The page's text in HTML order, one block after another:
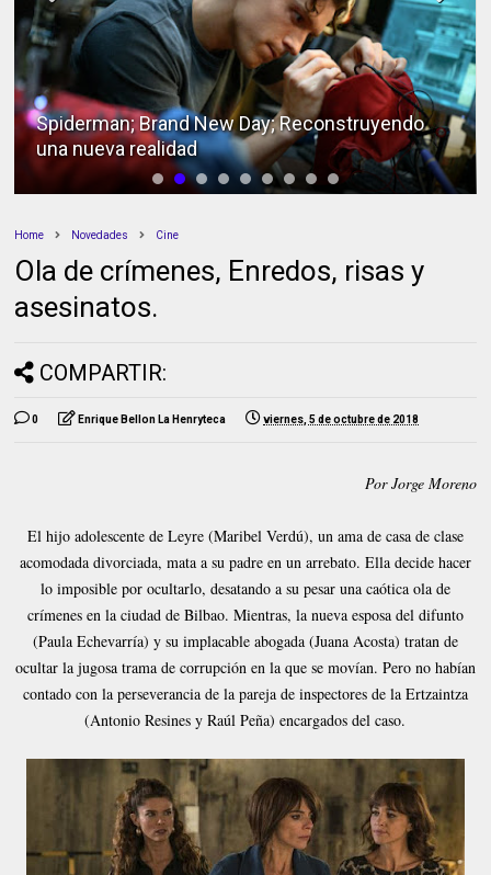
Spiderman; Brand New Day; Reconstruyendo
una nueva realidad
Home Novedades Cine
Ola de crímenes, Enredos, risas y
asesinatos.
COMPARTIR:
0 Enrique Bellon La Henryteca viernes, 5 de octubre de 2018
Por Jorge Moreno
El hijo adolescente de Leyre (Maribel Verdú), un ama de casa de clase
acomodada divorciada, mata a su padre en un arrebato. Ella decide hacer
lo imposible por ocultarlo, desatando a su pesar una caótica ola de
crímenes en la ciudad de Bilbao. Mientras, la nueva esposa del difunto
(Paula Echevarría) y su implacable abogada (Juana Acosta) tratan de
ocultar la jugosa trama de corrupción en la que se movían. Pero no habían
contado con la perseverancia de la pareja de inspectores de la Ertzaintza
(Antonio Resines y Raúl Peña) encargados del caso.